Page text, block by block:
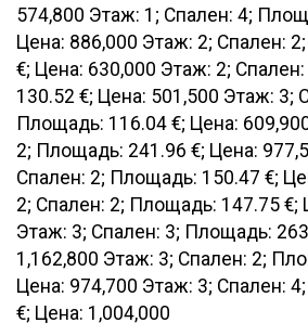
574,800 Этаж: 1; Спален: 4;
Цена: 886,000 Этаж: 2; Спален:
€; Цена: 630,000 Этаж: 2;
130.52 €; Цена: 501,500 Этаж: 3;
Площадь: 116.04 €; Цена:
2; Площадь: 241.96 €; Цена:
Спален: 2; Площадь: 150.47 €;
2; Спален: 2; Площадь: 147.75 €;
Этаж: 3; Спален: 3; Площадь:
1,162,800 Этаж: 3; Спален: 2;
Цена: 974,700 Этаж: 3; Спален:
€; Цена: 1,004,000